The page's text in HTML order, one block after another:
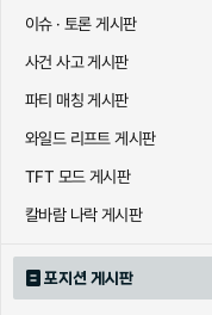
이슈 · 토론 게시판
사건 사고 게시판
파티 매칭 게시판
와일드 리프트 게시판
TFT 모드 게시판
칼바람 나락 게시판
포지션 게시판